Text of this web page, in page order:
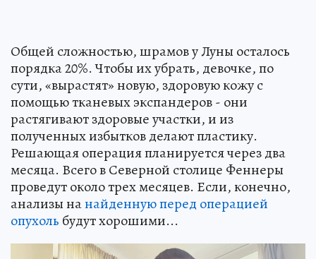
Общей сложностью, шрамов у Луны осталось
порядка 20%. Чтобы их убрать, девочке, по
сути, «вырастят» новую, здоровую кожу с
помощью тканевых экспандеров - они
растягивают здоровые участки, и из
полученных избытков делают пластику.
Решающая операция планируется через два
месяца. Всего в Северной столице Феннеры
проведут около трех месяцев. Если, конечно,
анализы нанайденную перед операцией
опухоль будут хорошими...